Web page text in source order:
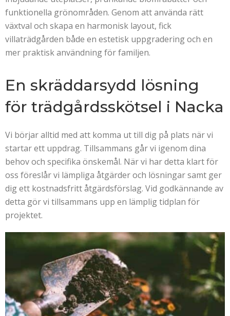
funktionella grönområden. Genom att använda rätt
växtval och skapa en harmonisk layout, fick
villaträdgården både en estetisk uppgradering och en
mer praktisk användning för familjen.
En skräddarsydd lösning
för trädgårdsskötsel i Nacka
Vi börjar alltid med att komma ut till dig på plats när vi
startar ett uppdrag. Tillsammans går vi igenom dina
behov och specifika önskemål. När vi har detta klart för
oss föreslår vi lämpliga åtgärder och lösningar samt ger
dig ett kostnadsfritt åtgärdsförslag. Vid godkännande av
detta gör vi tillsammans upp en lämplig tidplan för
projektet.